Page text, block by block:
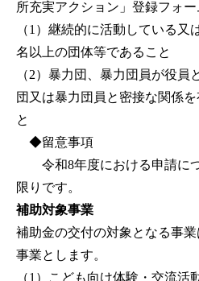
所充実アクション」登録フォー
（1）継続的に活動している又
名以上の団体等であること
（2）暴力団、暴力団員が役員
団又は暴力団員と密接な関係
と
◆留意事項
令和8年度における申請につ
限りです。
補助対象事業
補助金の交付の対象となる事
事業とします。
（1）こども向け体験・交流活